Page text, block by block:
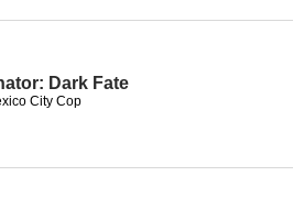
Dark Fate
City Cop